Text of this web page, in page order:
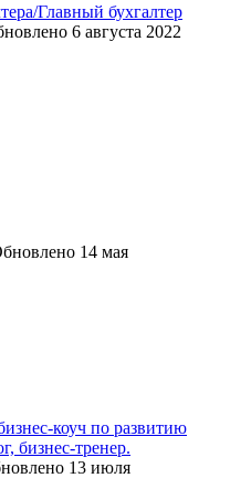
Главный бухгалтер
6 августа 2022
14 мая
коуч по развитию
бизнес-тренер.
13 июля